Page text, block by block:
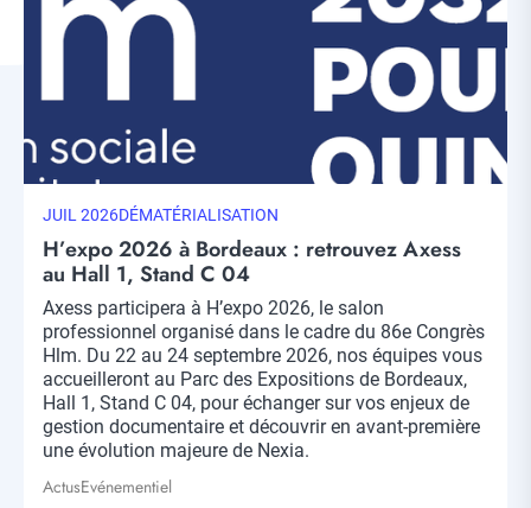
DATE
MISE
JUIL 2026THÉMATIQUE
DÉMATÉRIALISATION
H’expo 2026 à Bordeaux : retrouvez Axess
au Hall 1, Stand C 04
Chapo
Axess participera à H’expo 2026, le salon
professionnel organisé dans le cadre du 86e Congrès
Hlm. Du 22 au 24 septembre 2026, nos équipes vous
accueilleront au Parc des Expositions de Bordeaux,
Hall 1, Stand C 04, pour échanger sur vos enjeux de
gestion documentaire et découvrir en avant-première
une évolution majeure de Nexia.
Tags
ActusEvénementiel